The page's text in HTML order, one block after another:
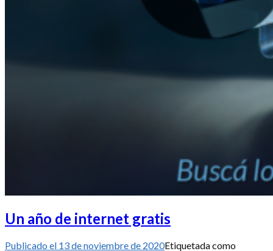
Un año de internet gratis
Publicado el 13 de noviembre de 2020Etiquetada como